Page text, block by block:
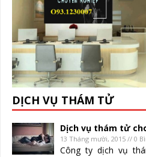
DỊCH VỤ THÁM TỬ
Dịch vụ thám tử
13 Tháng mười, 2015 // 0
Công ty dịch vụ